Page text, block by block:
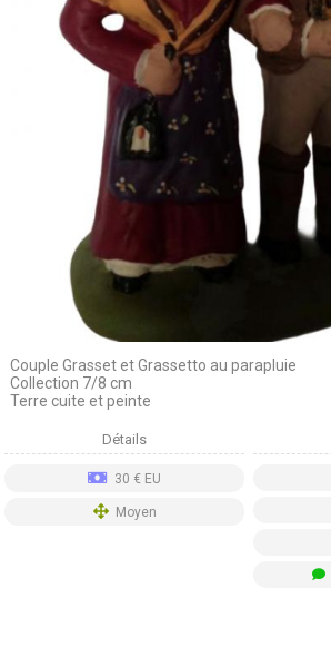
Couple Grasset et Grassetto au parapluie
Collection 7/8 cm
Terre cuite et peinte
Détails
30 € EU
Moyen